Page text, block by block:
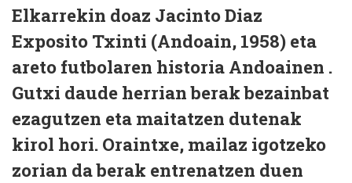
Elkarrekin doaz Jacinto Diaz
Exposito Txinti (Andoain, 1958) eta
areto futbolaren historia Andoainen .
Gutxi daude herrian berak bezainbat
ezagutzen eta maitatzen dutenak
kirol hori. Oraintxe, mailaz igotzeko
zorian da berak entrenatzen duen